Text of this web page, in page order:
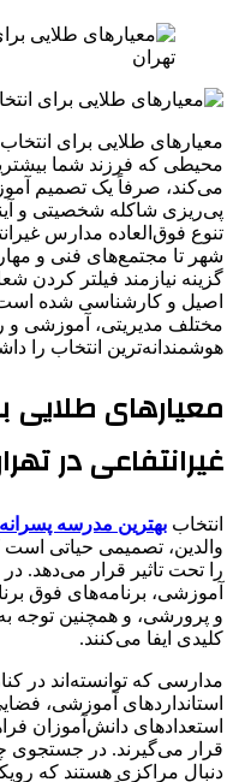
معیارهای طلایی برای
محیطی که فرزند شما
می‌کند، صرفاً یک تصمیم
پی‌ریزی شاکله شخصیتی و
تنوع فوق‌العاده مدارس
شهر تا مجتمع‌های فنی و
گزینه نیازمند فیلتر کردن
اصیل و کارشناسی شده
مختلف مدیریتی، آموزشی و
هوشمندانه‌ترین انتخاب را
معیارهای طلایی
غیرانتفاعی در
انتخاب بهترین مدرسه
والدین، تصمیمی حیاتی است
را تحت تاثیر قرار می‌دهد.
آموزشی، برنامه‌های فوق
و پرورشی، و همچنین توجه
کلیدی ایفا می‌کنند.
مدارسی که توانسته‌اند در
استانداردهای آموزشی،
استعدادهای دانش‌آموزان
قرار می‌گیرند. در جستجوی
دنبال مراکزی هستند که